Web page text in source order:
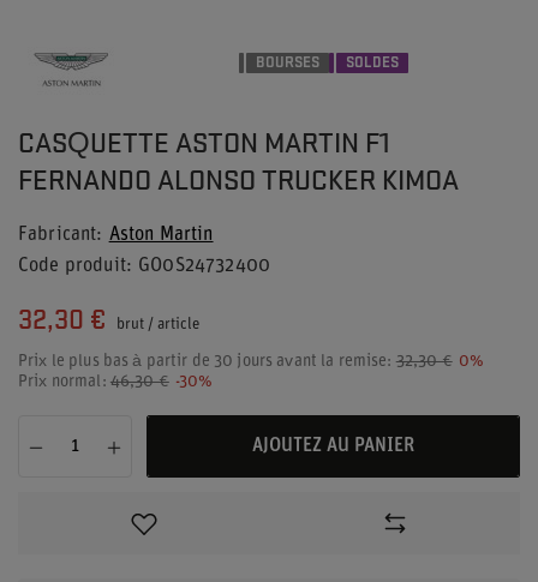
BOURSES SOLDES
CASQUETTE ASTON MARTIN F1
FERNANDO ALONSO TRUCKER KIMOA
Fabricant
Aston Martin
Code produit
GO0S24732400
32,30 € brut / article
Prix le plus bas à partir de 30 jours avant la remise: 32,30 € 0%
Prix normal: 46,30 € -30%
AJOUTEZ AU PANIER